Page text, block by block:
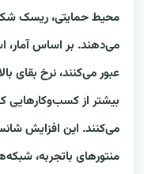
محیط حمایتی، ریسک
می‌دهند. بر اساس آمار،
بیشتر از کسب‌وکارهایی
می‌کنند. این افزایش
منتورهای باتجربه،